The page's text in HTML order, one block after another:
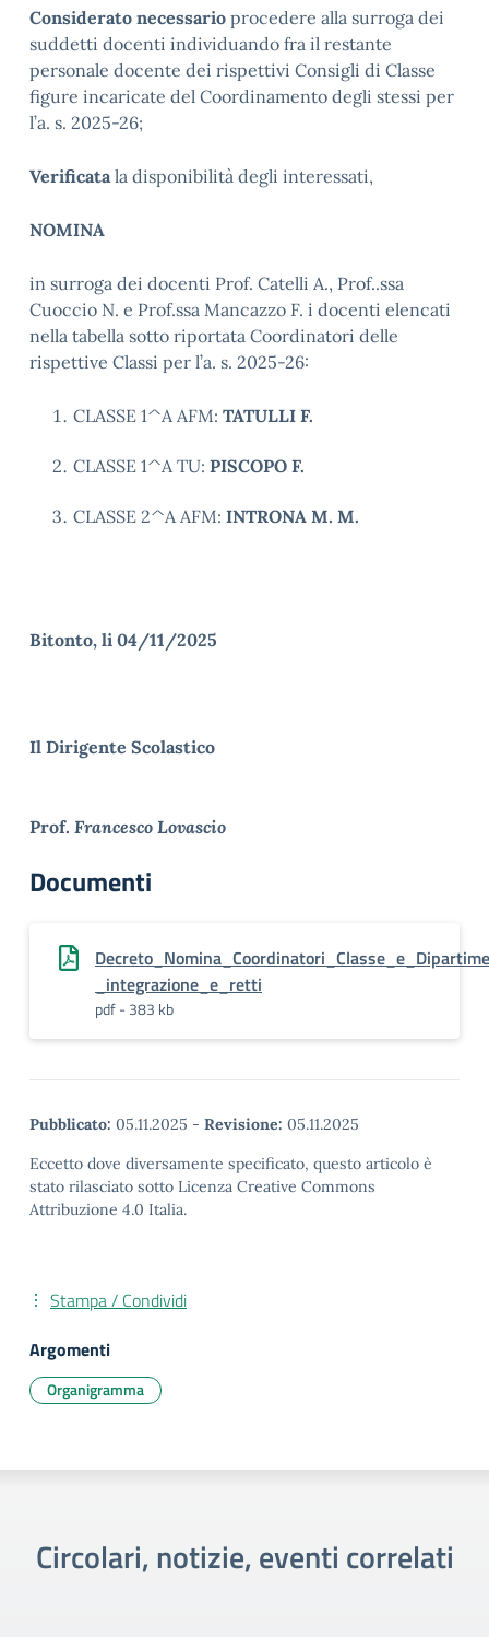
Considerato necessario procedere alla surroga dei
suddetti docenti individuando fra il restante
personale docente dei rispettivi Consigli di Classe
figure incaricate del Coordinamento degli stessi per
l’a. s. 2025-26;
Verificatala disponibilità degli interessati,
NOMINA
in surroga dei docenti Prof. Catelli A., Prof..ssa
Cuoccio N. e Prof.ssa Mancazzo F. i docenti elencati
nella tabella sotto riportata Coordinatori delle
rispettive Classi per l’a. s. 2025-26:
CLASSE 1^A AFM: TATULLI F.
CLASSE 1^A TU: PISCOPO F.
CLASSE 2^A AFM: INTRONA M. M.
Bitonto, li 04/11/2025
Il Dirigente Scolastico
Prof. Francesco Lovascio
Documenti
_integrazione_e_retti
pdf - 383 kb
Pubblicato: 05.11.2025 - Revisione: 05.11.2025
Eccetto dove diversamente specificato, questo articolo è
stato rilasciato sotto Licenza Creative Commons
Attribuzione 4.0 Italia.
Stampa / Condividi
Argomenti
Organigramma
Circolari, notizie, eventi correlati